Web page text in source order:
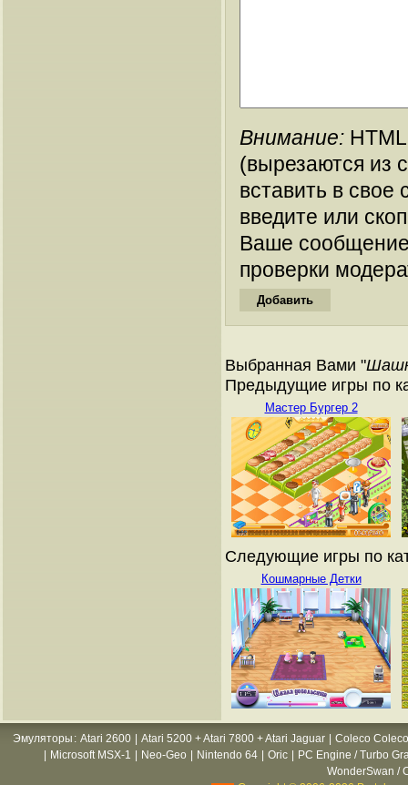
Внимание:
(вырезаются из
вставить в
введите или
Ваше
проверки
Выбранная Вами "
Предыдущие игры по
Мастер Бургер 2
Следующие игры по
Кошмарные Детки
Эмуляторы : Atari 2600 Atari 5200 + Atari 7800 + Atari Jaguar
Coleco
Microsoft MSX-1 Neo-Geo Nintendo 64 Oric
PC Engine / Turbo
WonderSwan /